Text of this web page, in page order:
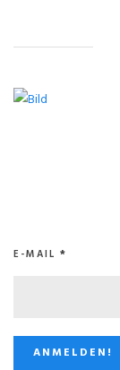
E-MAIL *